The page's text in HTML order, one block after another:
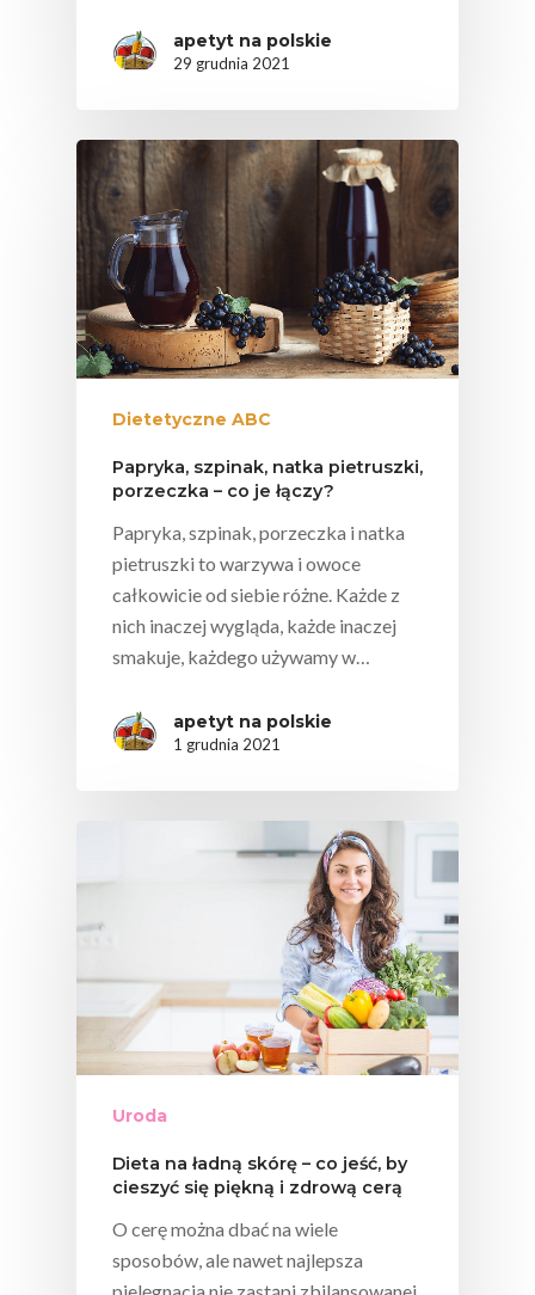
apetyt na polskie
29 grudnia 2021
Dietetyczne ABC
Papryka, szpinak, natka pietruszki,
porzeczka – co je łączy?
Papryka, szpinak, porzeczka i natka
pietruszki to warzywa i owoce
całkowicie od siebie różne. Każde z
nich inaczej wygląda, każde inaczej
smakuje, każdego używamy w…
apetyt na polskie
1 grudnia 2021
Uroda
Dieta na ładną skórę – co jeść, by
cieszyć się piękną i zdrową cerą
O cerę można dbać na wiele
sposobów, ale nawet najlepsza